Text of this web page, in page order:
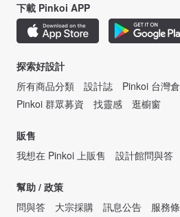
下載 Pinkoi APP
探索好設計
所有商品分類
設計誌 Pinkoi 台灣
Pinkoi 群眾募資
找靈感 逛櫥窗
販售
我想在 Pinkoi 上販售
設計館問與答
幫助 / 政策
問與答
大宗採購 訊息公告 服務